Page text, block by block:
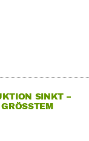
SINKT –
R